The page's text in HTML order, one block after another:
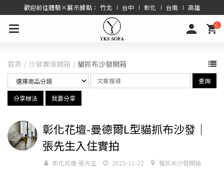
歡迎前往體驗×展示據點： 竹北 ∣ 台中 ∣ 彰化 ∣ 台南 ∣ 高雄
0
首頁 沙發實境開箱 貓抓布沙發開箱
查詢
分享辦法 我要分享
彰化花壇-曼德爾L型貓抓布沙發｜
張先生入住實拍
彰化花壇-張先生 2025-11-22 貓抓布沙發開箱